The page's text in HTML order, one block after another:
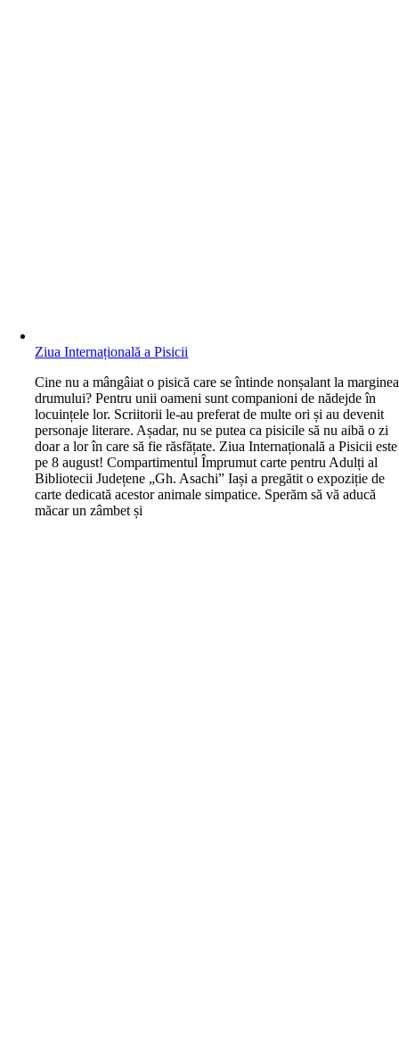
Ziua Internațională a Pisicii
Cine nu a mângâiat o pisică care se întinde nonșalant la marginea
drumului? Pentru unii oameni sunt companioni de nădejde în
locuințele lor. Scriitorii le-au preferat de multe ori și au devenit
personaje literare. Așadar, nu se putea ca pisicile să nu aibă o zi
doar a lor în care să fie răsfățate. Ziua Internațională a Pisicii este
pe 8 august! Compartimentul Împrumut carte pentru Adulți al
Bibliotecii Județene „Gh. Asachi” Iași a pregătit o expoziție de
carte dedicată acestor animale simpatice. Sperăm să vă aducă
măcar un zâmbet și